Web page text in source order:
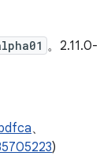
。2.11.0-
、
)